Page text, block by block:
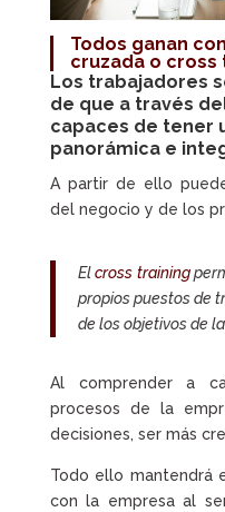
Todos ganan
cruzada o cross
Los trabajadores
de que a través
capaces de tener
panorámica e
A partir de ello
del negocio y de los
Elcross training
propios puestos de
de los objetivos de
Al comprender a
procesos de la
decisiones, ser más
Todo ello mantendrá
con la empresa al